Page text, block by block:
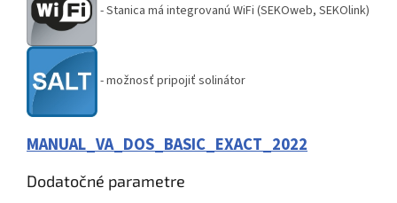
- Stanica má integrovanú WiFi (SEKOweb, SEKOlink)
- možnosť pripojiť solinátor
MANUAL_VA_DOS_BASIC_EXACT_2022
Dodatočné parametre